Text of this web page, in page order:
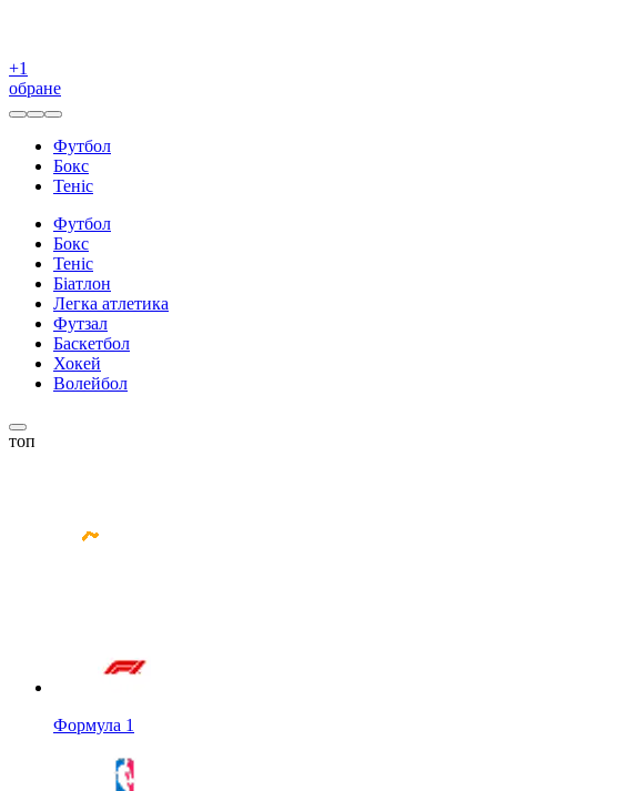
+1
обране
Футбол
Бокс
Теніс
Футбол
Бокс
Теніс
Біатлон
Легка атлетика
Футзал
Баскетбол
Хокей
Волейбол
топ
Формула 1